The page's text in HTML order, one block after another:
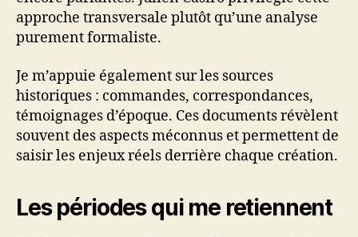
approche transversale plutôt qu’une analyse
purement formaliste.
Je m’appuie également sur les sources
historiques : commandes, correspondances,
témoignages d’époque. Ces documents révèlent
souvent des aspects méconnus et permettent de
saisir les enjeux réels derrière chaque création.
Les périodes qui me retiennent